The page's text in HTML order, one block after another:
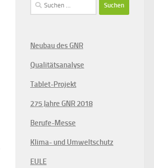
nach:
Neubau des GNR
Qualitätsanalyse
Tablet-Projekt
275 Jahre GNR 2018
Berufe-Messe
Klima- und Umweltschutz
EULE